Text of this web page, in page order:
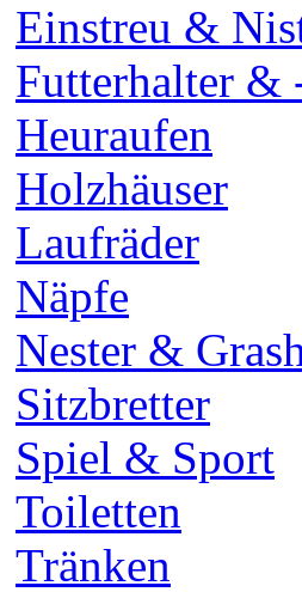
Einstreu &
Futterhalter &
Heuraufen
Holzhäuser
Laufräder
Näpfe
Nester &
Sitzbretter
Spiel & Sport
Toiletten
Tränken